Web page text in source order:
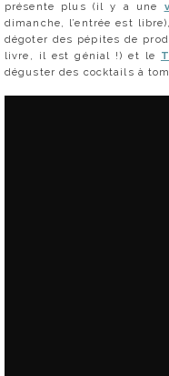
présente plus (il y a une
dimanche, l’entrée est libre),
dégoter des pépites de
livre, il est génial !) et le
déguster des cocktails à